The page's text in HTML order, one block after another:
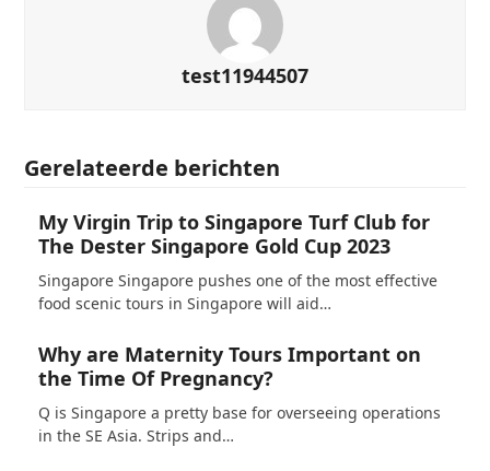
test11944507
Gerelateerde berichten
My Virgin Trip to Singapore Turf Club for
The Dester Singapore Gold Cup 2023
Singapore Singapore pushes one of the most effective
food scenic tours in Singapore will aid…
Why are Maternity Tours Important on
the Time Of Pregnancy?
Q is Singapore a pretty base for overseeing operations
in the SE Asia. Strips and…